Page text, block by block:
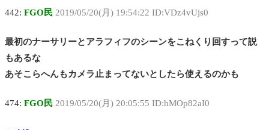
442: FGO民 2019/05/20(月) 19:54:22 ID:VDz4vUjs0
最初のナーサリーとアラフィフのシーンをこねくり回すって説
もあるな
あそこらへんもカメラ止まってないとしたら使えるのかも
474: FGO民 2019/05/20(月) 20:05:55 ID:hMOp82aI0